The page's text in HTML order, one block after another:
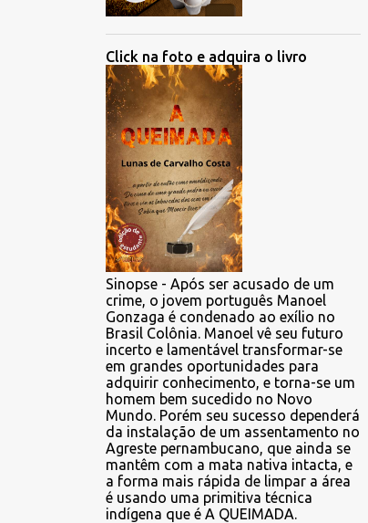
Click na foto e adquira o livro
Sinopse - Após ser acusado de um
crime, o jovem português Manoel
Gonzaga é condenado ao exílio no
Brasil Colônia. Manoel vê seu futuro
incerto e lamentável transformar-se
em grandes oportunidades para
adquirir conhecimento, e torna-se um
homem bem sucedido no Novo
Mundo. Porém seu sucesso dependerá
da instalação de um assentamento no
Agreste pernambucano, que ainda se
mantêm com a mata nativa intacta, e
a forma mais rápida de limpar a área
é usando uma primitiva técnica
indígena que é A QUEIMADA.